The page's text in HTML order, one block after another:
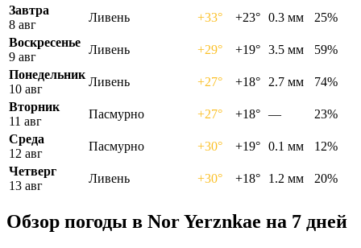
Завтра
8 авг
Ливень +33° +23° 0.3 мм
25%
Воскресенье
9 авг
Ливень +29° +19° 3.5 мм
59%
Понедельник
10 авг
Ливень +27° +18° 2.7 мм
74%
Вторник
11 авг
Пасмурно +27° +18° —
23%
Среда
12 авг
Пасмурно +30° +19° 0.1 мм
12%
Четверг
13 авг
Ливень +30° +18° 1.2 мм 20%
Обзор погоды в Nor Yerznkaе на 7 дней